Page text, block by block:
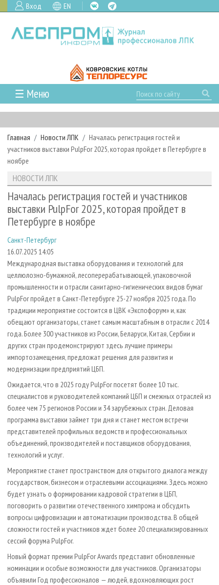
Вход EN
☰ Меню
ГЛАВНАЯ
РУБРИКИ И ТЕМЫ
РУБРИКИ ЖУРНАЛА
ЛЕСНОЕ ХОЗЯЙСТВО
ЛЕСОЗАГОТОВКА
ЛЕСОПИЛЕНИЕ
ДЕРЕВООБРАБОТКА
СУШКА ДРЕВЕСИНЫ
ПРОИЗВОДСТВО ДРЕВЕСНЫХ ПЛИТ
ДЕРЕВЯННОЕ ДОМОСТРОЕНИЕ
ПРОИЗВОДСТВО МЕБЕЛИ
БИОЭНЕРГЕТИКА
ЦБП
ИНСТРУМЕНТ И МАТЕРИАЛЫ
НОВОСТИ
КАЛЕНДАРЬ СОБЫТИЙ
НОВОСТИ ЛПК
НОВОСТИ ЖУРНАЛА
НОВОСТИ КОМПАНИЙ
ПРОЕКТЫ ЛПИ
АНАЛИТИКА
ПРЕДПРИЯТИЯ ЛПК
ЛЕСНЫЕ РЕГИОНЫ РОССИИ
ПЕРСОНЫ
МОБИЛЬНЫЕ ВЫСТАВКИ
ОФИЦИАЛЬНЫЕ ДЕЛЕГАЦИИ
ПРИОРИТЕТНЫЕ ИНВЕСТПРОЕКТЫ
RUSSIAN FORESTRY REVIEW
ГАЗЕТА ЛЕСПРОМФОРУМ
БИБЛИОТЕКА СПЕЦИАЛИСТА
АРХИВ
АРХИВ ЖУРНАЛОВ
СТАТЬИ
О ЖУРНАЛЕ
ПОДПИСКА
КОНТАКТЫ
РЕКЛАМОДАТЕЛЯМ
РЕКЛАМА
РЕКЛАМА НА САЙТЕ
Главная Новости ЛПК
Началась регистрация гостей и
участников выставки PulpFor 2025, которая пройдет в Петербурге в
ноябре
НОВОСТИ ЛПК
Началась регистрация гостей и участников
выставки PulpFor 2025, которая пройдет в
Петербурге в ноябре
Санкт-Петербург
16.07.2025 14:05
Международная выставка оборудования и технологий для
целлюлозно-бумажной, лесоперерабатывающей, упаковочной
промышленности и отрасли санитарно-гигиенических видов бумаг
PulpFor пройдет в Санкт-Петербурге 25-27 ноября 2025 года. По
традиции мероприятие состоится в ЦВК «Экспофорум» и, как
обещают организаторы, станет самым масштабным в отрасли с 2014
года. Более 300 участников из России, Беларуси, Китая, Сербии и
других стран продемонстрируют здесь лучшие примеры
импортозамещения, предложат решения для развития и
модернизации предприятий ЦБП.
Ожидается, что в 2025 году PulpFor посетят более 10 тыс.
специалистов и руководителей компаний ЦБП и смежных отраслей из
более чем 75 регионов России и 34 зарубежных стран. Деловая
программа выставки займет три дня и станет местом встречи
представителей профильных ведомств и профессиональных
объединений, производителей и поставщиков оборудования,
технологий и услуг.
Мероприятие станет пространством для открытого диалога между
государством, бизнесом и отраслевыми ассоциациями. Здесь можно
будет узнать о формировании кадровой стратегии в ЦБП,
поговорить о развитии отечественного химпрома и обсудить
вопросы цифровизации и автоматизации производства. В общей
сложности гостей и участников ждет более 20 специализированных
сессий форума PulpFor.
Новый формат премии PulpFor Awards представит обновленные
номинации и особые возможности для участников. Организаторы
объявили Год профессионалов — людей, вдохновляющих рост